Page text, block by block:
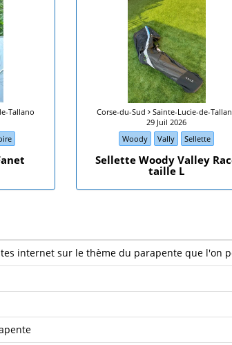
Tallano
Corse-du-Sud Sainte-Lucie-de-
29 Juil 2026
Woody
Vally Sellette
Sellette Woody Valley
taille L
internet sur le thème du parapente que l'on